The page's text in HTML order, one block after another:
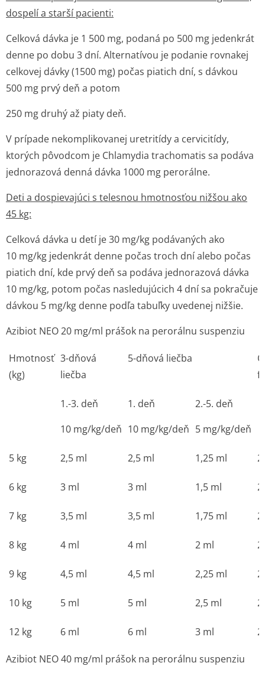
dospelí a starší pacienti:
Celková dávka je 1 500 mg, podaná po 500 mg jedenkrát
denne po dobu 3 dní. Alternatívou je podanie rovnakej
celkovej dávky (1500 mg) počas piatich dní, s dávkou
500 mg prvý deň a potom
250 mg druhý až piaty deň.
V prípade nekomplikovanej uretritídy a cervicitídy,
ktorých pôvodcom je Chlamydia trachomatis sa podáva
jednorazová denná dávka 1000 mg perorálne.
Deti a dospievajúci s telesnou hmotnosťou nižšou ako
45 kg:
Celková dávka u detí je 30 mg/kg podávaných ako
10 mg/kg jedenkrát denne počas troch dní alebo počas
piatich dní, kde prvý deň sa podáva jednorazová dávka
10 mg/kg, potom počas nasledujúcich 4 dní sa pokračuje
dávkou 5 mg/kg denne podľa tabuľky uvedenej nižšie.
Azibiot NEO 20 mg/ml prášok na perorálnu suspenziu
Hmotnosť
(kg)
3-dňová
liečba
5-dňová liečba
1.-3. deň
10 mg/kg/deň
1. deň
10 mg/kg/deň
2.-5. deň
5 mg/kg/deň
5 kg 2,5 ml 2,5 ml 1,25 ml
6 kg 3 ml 3 ml 1,5 ml
7 kg 3,5 ml 3,5 ml 1,75 ml
8 kg 4 ml 4 ml 2 ml
9 kg 4,5 ml 4,5 ml 2,25 ml
10 kg 5 ml 5 ml 2,5 ml
12 kg 6 ml 6 ml 3 ml
Azibiot NEO 40 mg/ml prášok na perorálnu suspenziu